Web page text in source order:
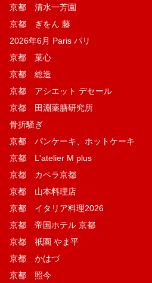
京都 清水一芳園
京都 ぎをん 藤
2026年6月 Paris パリ
京都 菓​心
京都 総造
京都 アシエット デセール
京都 田淵薬膳研究所
骨折騒ぎ
京都 パンケーキ、ホットケーキ
京都 L'atelier M plus
京都 カペラ京都
京都 山本料理店
京都 イタリア料理2026
京都 帝国ホテル 京都
京都 祇園 やま平
京都 かはづ
京都 照今